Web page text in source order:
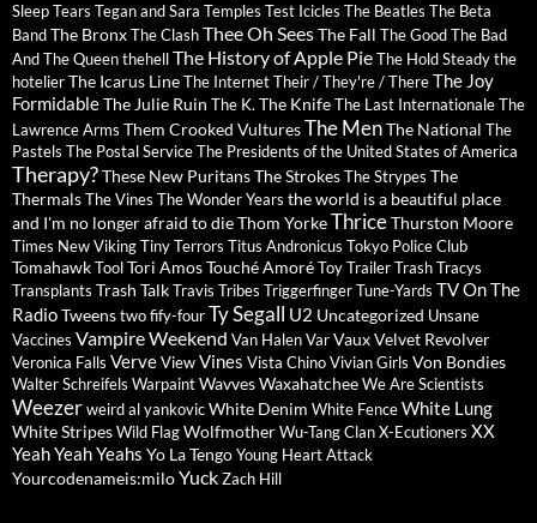
SleepTears Tegan and Sara Temples Test Icicles The Beatles The Beta
BandThe BronxThe ClashThee Oh SeesThe Fall The Good The Bad
And The QueenthehellThe History of Apple PieThe Hold Steadythe
hotelierThe Icarus LineThe InternetTheir / They're / ThereThe Joy
FormidableThe Julie Ruin The K. The KnifeThe Last InternationaleThe
Lawrence Arms Them Crooked VulturesThe MenThe National The
Pastels The Postal ServiceThe Presidents of the United States of America
Therapy?These New PuritansThe StrokesThe Strypes The
ThermalsThe Vines The Wonder Years the world is a beautiful place
and I'm no longer afraid to dieThom YorkeThriceThurston Moore
Times New VikingTiny Terrors Titus Andronicus Tokyo Police Club
TomahawkToolTori AmosTouché AmoréToyTrailer Trash Tracys
Transplants Trash TalkTravis Tribes TriggerfingerTune-Yards TV On The
RadioTweenstwo fify-fourTy Segall U2 Uncategorized Unsane
Vaccines Vampire Weekend Van HalenVarVauxVelvet Revolver
Veronica Falls VerveViewVines Vista ChinoVivian Girls Von Bondies
Walter Schreifels WarpaintWavvesWaxahatcheeWe Are Scientists
Weezerweird al yankovicWhite Denim White FenceWhite Lung
White StripesWild FlagWolfmotherWu-Tang ClanX-Ecutioners XX
Yeah Yeah Yeahs Yo La TengoYoung Heart Attack
Yourcodenameis:miloYuckZach Hill